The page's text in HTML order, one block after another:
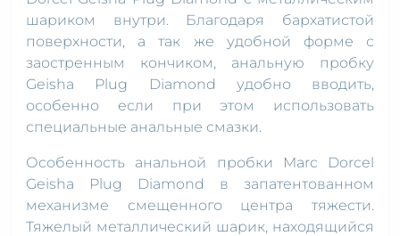
шариком внутри. Благодаря бархатистой
поверхности, а так же удобной форме с
заостренным кончиком, анальную пробку
Geisha Plug Diamond удобно вводить,
особенно если при этом использовать
специальные анальные смазки.
Особенность анальной пробки Marc Dorcel
Geisha Plug Diamond в запатентованном
механизме смещенного центра тяжести.
Тяжелый металлический шарик, находящийся